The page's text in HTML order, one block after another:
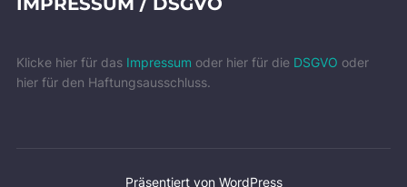
Klicke hier für das Impressum oder hier für die DSGVO oder
hier für den Haftungsausschluss.
Präsentiert von WordPress